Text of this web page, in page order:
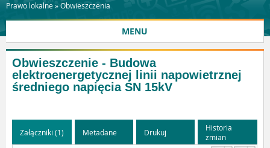
Prawo lokalne »Obwieszczenia
MENU
Obwieszczenie - Budowa
elektroenergetycznej linii napowietrznej
średniego napięcia SN 15kV
Załączniki (1) Metadane Drukuj
Historia
zmian